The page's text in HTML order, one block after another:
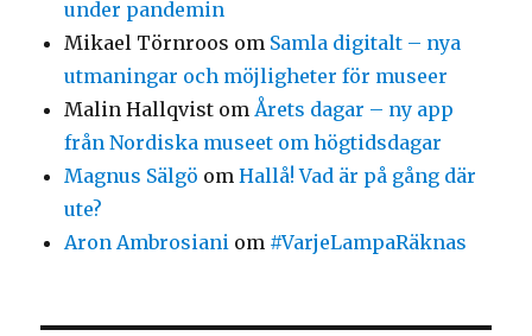
under pandemin
Mikael Törnroos om Samla digitalt – nya
utmaningar och möjligheter för museer
Malin Hallqvist om Årets dagar – ny app
från Nordiska museet om högtidsdagar
Magnus Sälgö omHallå! Vad är på gång där
ute?
Aron Ambrosiani om #VarjeLampaRäknas